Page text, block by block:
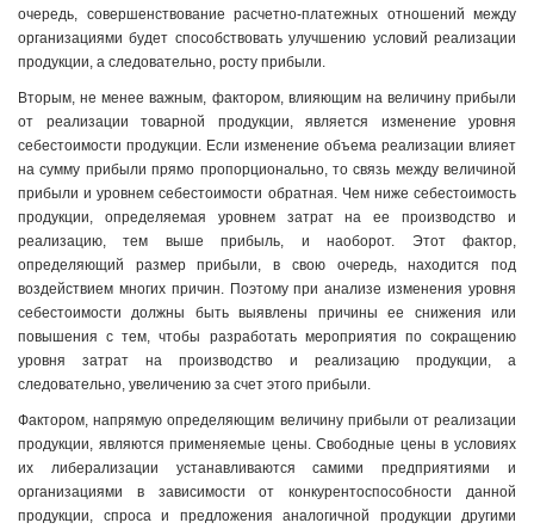
очередь, совершенствование расчетно-платежных отношений между
организациями будет способствовать улучшению условий реализации
продукции, а следовательно, росту прибыли.
Вторым, не менее важным, фактором, влияющим на величину прибыли
от реализации товарной продукции, является изменение уровня
себестоимости продукции. Если изменение объема реализации влияет
на сумму прибыли прямо пропорционально, то связь между величиной
прибыли и уровнем себестоимости обратная. Чем ниже себестоимость
продукции, определяемая уровнем затрат на ее производство и
реализацию, тем выше прибыль, и наоборот. Этот фактор,
определяющий размер прибыли, в свою очередь, находится под
воздействием многих причин. Поэтому при анализе изменения уровня
себестоимости должны быть выявлены причины ее снижения или
повышения с тем, чтобы разработать мероприятия по сокращению
уровня затрат на производство и реализацию продукции, а
следовательно, увеличению за счет этого прибыли.
Фактором, напрямую определяющим величину прибыли от реализации
продукции, являются применяемые цены. Свободные цены в условиях
их либерализации устанавливаются самими предприятиями и
организациями в зависимости от конкурентоспособности данной
продукции, спроса и предложения аналогичной продукции другими